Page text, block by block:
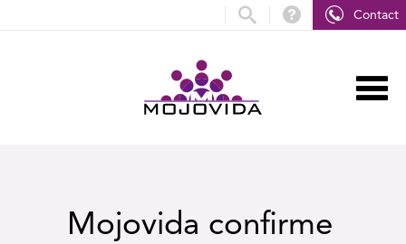
Contact
Mojovida confirme